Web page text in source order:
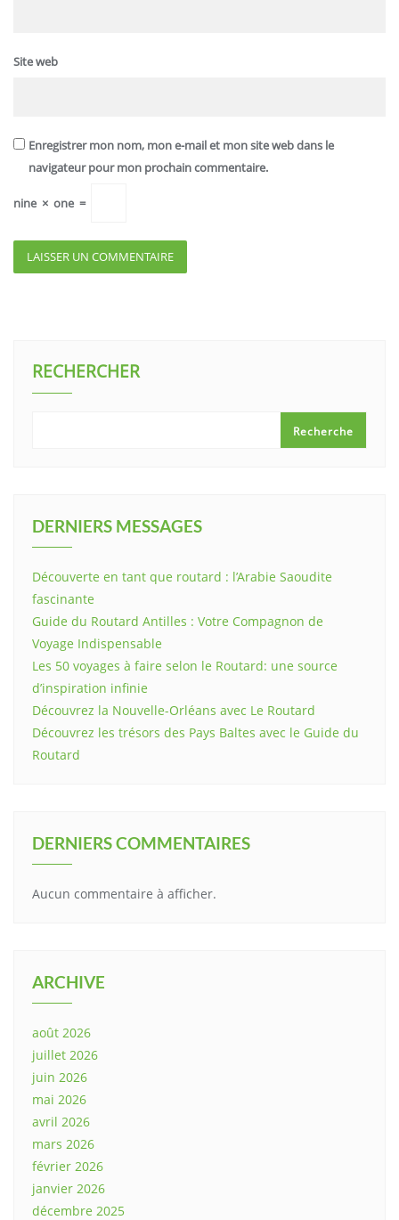
Site web
Enregistrer mon nom, mon e-mail et mon site web dans le
navigateur pour mon prochain commentaire.
nine × one =
RECHERCHER
Recherche
DERNIERS MESSAGES
Découverte en tant que routard : l’Arabie Saoudite
fascinante
Guide du Routard Antilles : Votre Compagnon de
Voyage Indispensable
Les 50 voyages à faire selon le Routard: une source
d’inspiration infinie
Découvrez la Nouvelle-Orléans avec Le Routard
Découvrez les trésors des Pays Baltes avec le Guide du
Routard
DERNIERS COMMENTAIRES
Aucun commentaire à afficher.
ARCHIVE
août 2026
juillet 2026
juin 2026
mai 2026
avril 2026
mars 2026
février 2026
janvier 2026
décembre 2025